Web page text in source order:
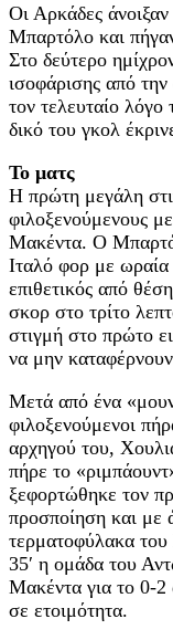
Οι Αρκάδες
Μπαρτόλο και
Στο δεύτερο
ισοφάρισης από
τον τελευταίο
δικό του γκολ
Το ματς
Η πρώτη μεγάλη
φιλοξενούμενους
Μακέντα. Ο
Ιταλό φορ με
επιθετικός από
σκορ στο τρίτο
στιγμή στο πρώτο
να μην καταφέρνουν
Μετά από ένα
φιλοξενούμενοι
αρχηγού του,
πήρε το
ξεφορτώθηκε τον
προσποίηση και με
τερματοφύλακα
35′ η ομάδα του
Μακέντα για το 0-2
σε ετοιμότητα.